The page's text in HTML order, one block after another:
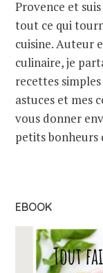
Provence et
tout ce qui
cuisine. Auteur
culinaire, je
recettes
astuces et mes
vous donner
petits bonheurs
EBOOK